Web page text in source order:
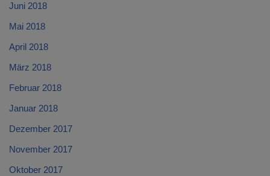
Juni 2018
Mai 2018
April 2018
März 2018
Februar 2018
Januar 2018
Dezember 2017
November 2017
Oktober 2017